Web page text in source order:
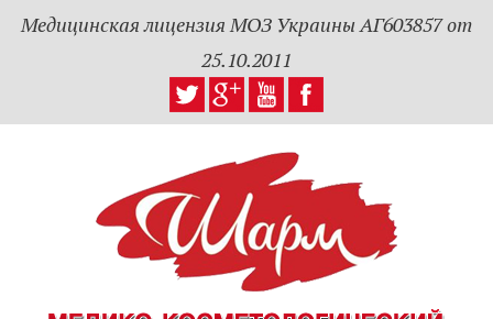
Медицинская лицензия МОЗ Украины АГ603857 от
25.10.2011